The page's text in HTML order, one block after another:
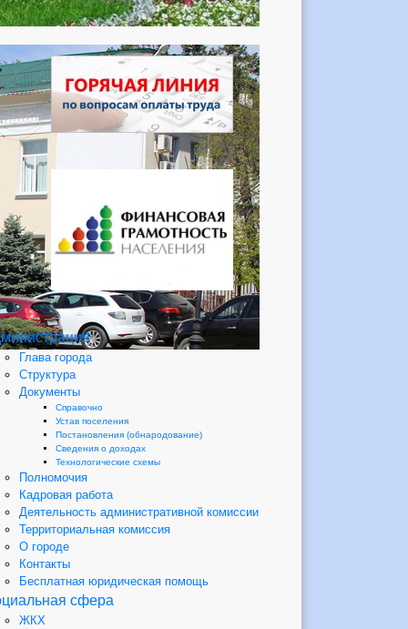
Глава города
Структура
Документы
Справочно
Устав поселения
Постановления (обнародование)
Сведения о доходах
Технологические схемы
Полномочия
Кадровая работа
Деятельность административной комиссии
Территориальная комиссия
О городе
Контакты
Бесплатная юридическая помощь
сфера
ЖКХ